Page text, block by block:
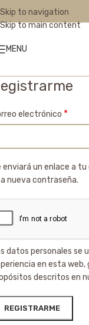
Skip to navigation
Skip to main content
MENU
electrónico *
enviará un enlace a
nueva contraseña.
datos personales se
en esta
descritos en
REGISTRARME